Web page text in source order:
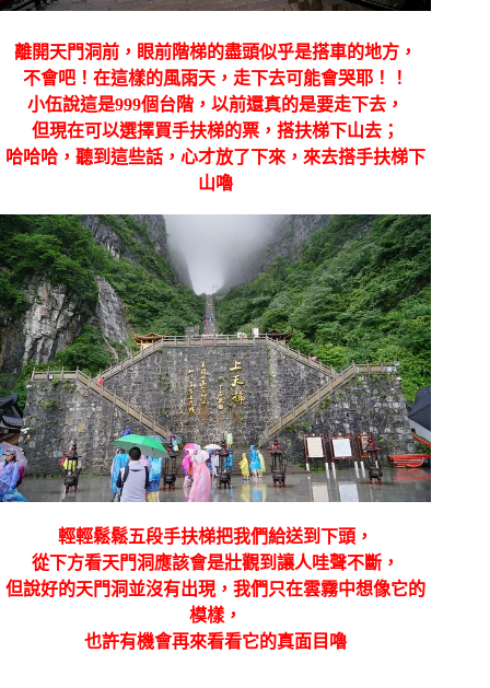
離開天門洞前，眼前階梯的盡頭似乎是搭車的地方，
不會吧！在這樣的風雨天，走下去可能會哭耶！！
小伍說這是999個台階，以前還真的是要走下去，
但現在可以選擇買手扶梯的票，搭扶梯下山去；
哈哈哈，聽到這些話，心才放了下來，來去搭手扶梯下
山嚕
輕輕鬆鬆五段手扶梯把我們給送到下頭，
從下方看天門洞應該會是壯觀到讓人哇聲不斷，
但說好的天門洞並沒有出現，我們只在雲霧中想像它的
模樣，
也許有機會再來看看它的真面目嚕